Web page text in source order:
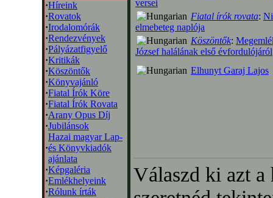
·Híreink
·Rovatok
·Irodalomórák
·Rendezvények
·Pályázatfigyelő
·Kritikák
·Köszöntők
·Könyvajánló
·Fiatal Írók Köre
·Fiatal Írók Rovata
·Arany Opus Díj
·Jubilánsok
·
Hazai magyar Lap-
és Könyvkiadók
ajánlata
·Képgaléria
·Emlékhelyeink
·Rólunk írták
versei
Fiatal írók rovata:
elmebeteg naplója
Köszöntők:
József halálának első évfordulójáról
Elhunyt Garaj Lajos
Válaszd ki azt